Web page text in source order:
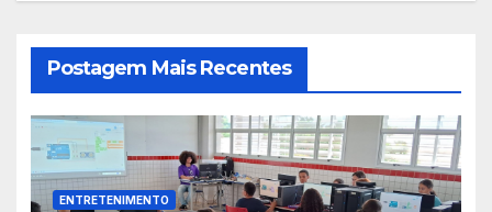
Postagem Mais Recentes
ENTRETENIMENTO